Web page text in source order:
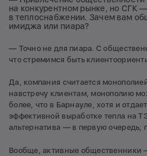
на конкурентном рынке, но СГК
в теплоснабжении. Зачем вам
имиджа или пиара?
— Точно не для пиара. С
что стремимся быть
Да, компания считается
навстречу клиентам, монополию
более, что в Барнауле, хотя и
эффективной выработке тепла на
альтернатива — в первую очередь,
Вообще, активные общественники